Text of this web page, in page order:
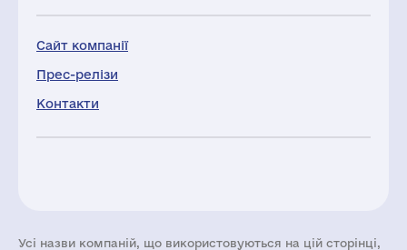
Сайт компанії
Прес-релізи
Контакти
Усі назви компаній, що використовуються на цій сторінці,